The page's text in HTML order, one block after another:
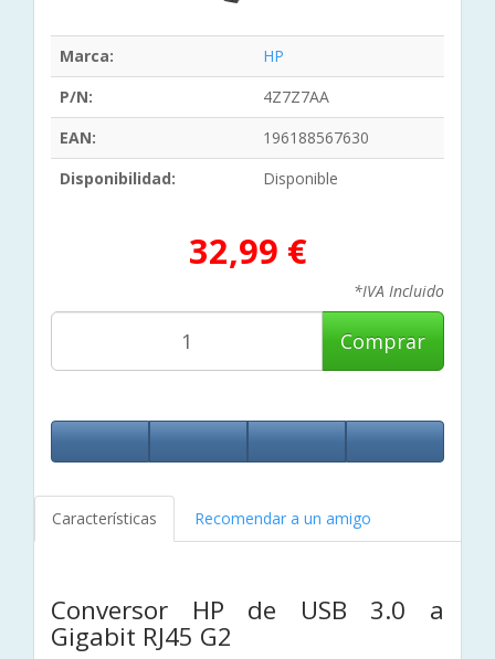
Marca:
HP
P/N:
4Z7Z7AA
EAN:
196188567630
Disponibilidad:
Disponible
32,99 €
*IVA Incluido
Comprar
Características Recomendar a un amigo
Conversor HP de USB 3.0 a
Gigabit RJ45 G2